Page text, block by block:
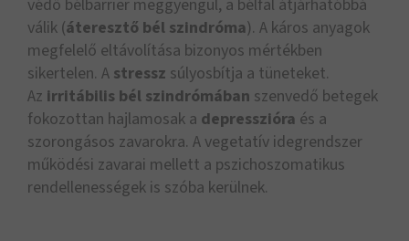
védő bélbarrier meggyengül, a bélfal átjárhatóbbá
válik (áteresztő bél szindróma). A káros anyagok
megfelelő eltávolítása bizonyos mértékben
sikertelen. A stressz súlyosbítja a tüneteket.
Az irritábilis bél szindrómában szenvedő betegek
fokozottan hajlamosak a depresszióra és a
szorongásos zavarokra. A vegetatív idegrendszer
működési zavarai mellett a pszichoszomatikus
rendellenességek is szóba kerülnek.